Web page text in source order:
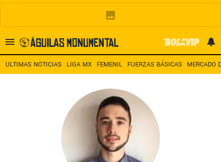
Es tendencia: Noticias América HOY América – San Diego TV
ESTADIO BANORTE
MERCADO DE FICHAJES
ULTIMAS NOTICIAS LIGA MX FEMENIL FUERZAS BÁSICAS MERCADO